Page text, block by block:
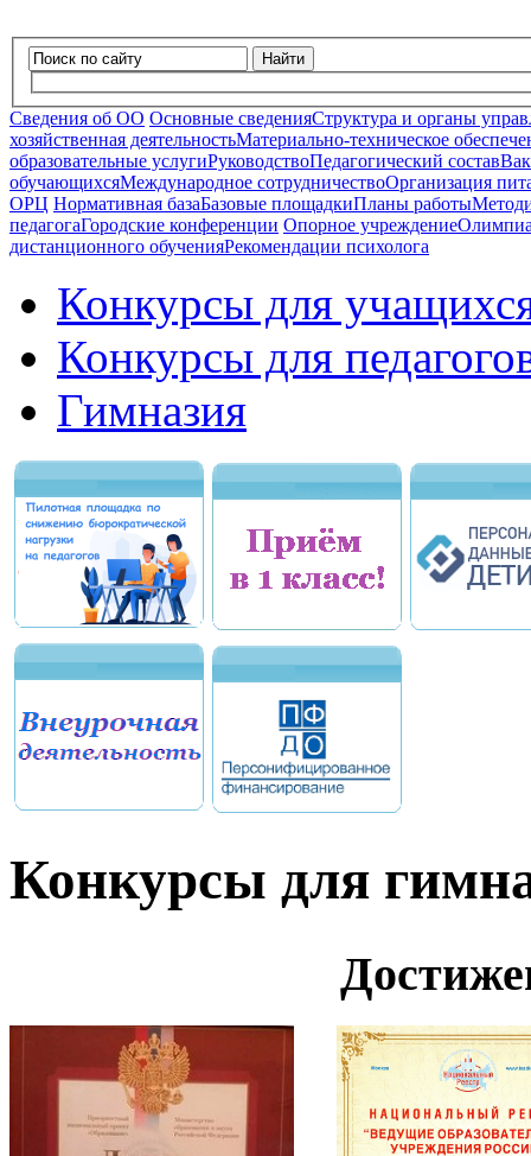
Найти
Сведения об ОО Основные сведенияСтруктура и органы
хозяйственная деятельностьМатериально-техническое
образовательные услугиРуководствоПедагогический состав
обучающихсяМеждународное сотрудничествоОрганизация
ОРЦ Нормативная базаБазовые площадкиПланы работы
педагогаГородские конференции Опорное учреждение
дистанционного обученияРекомендации психолога
Конкурсы для
Конкурсы для
Гимназия
Конкурсы для